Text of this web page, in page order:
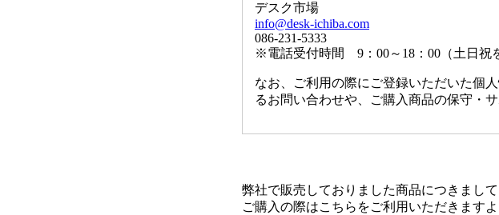
デスク市場
info@desk-ichiba.com
086-231-5333
※電話受付時間 9：00～18：00（土日祝
なお、ご利用の際にご登録いただいた個
るお問い合わせや、ご購入商品の保守・
弊社で販売しておりました商品につきまし
ご購入の際はこちらをご利用いただきます